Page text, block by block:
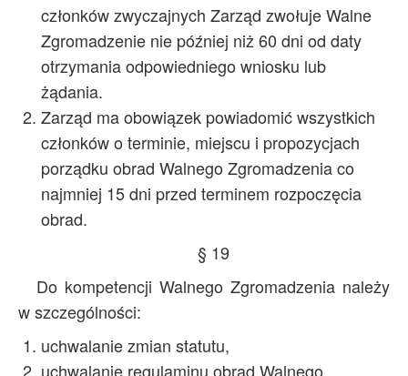
członków zwyczajnych Zarząd zwołuje Walne
Zgromadzenie nie później niż 60 dni od daty
otrzymania odpowiedniego wniosku lub
żądania.
Zarząd ma obowiązek powiadomić wszystkich
członków o terminie, miejscu i propozycjach
porządku obrad Walnego Zgromadzenia co
najmniej 15 dni przed terminem rozpoczęcia
obrad.
§ 19
Do kompetencji Walnego Zgromadzenia należy
w szczególności:
uchwalanie zmian statutu,
uchwalanie regulaminu obrad Walnego